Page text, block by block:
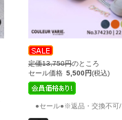
定価13,750円のところ
セール価格 5,500円(税込)
●セール●※返品・交換不可/